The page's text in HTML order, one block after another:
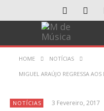
HOME NOTÍCIAS
MIGUEL ARAÚJO REGRESSA
NOTÍCIAS 3 Fevereiro, 2017